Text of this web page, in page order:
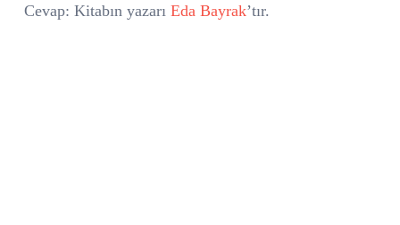
Cevap: Kitabın yazarı Eda Bayrak’tır.